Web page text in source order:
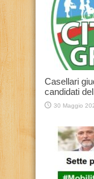
Casellari
candidati
30 Maggio